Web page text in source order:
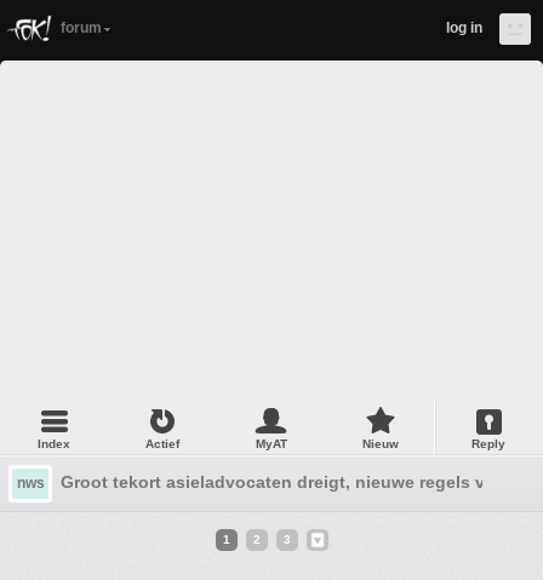
forum log in
Index Actief MyAT Nieuw Reply
nws Groot tekort asieladvocaten dreigt, nieuwe regels voeren
1 2 3